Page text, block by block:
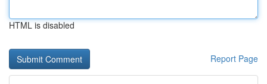
HTML is disabled
Report Page